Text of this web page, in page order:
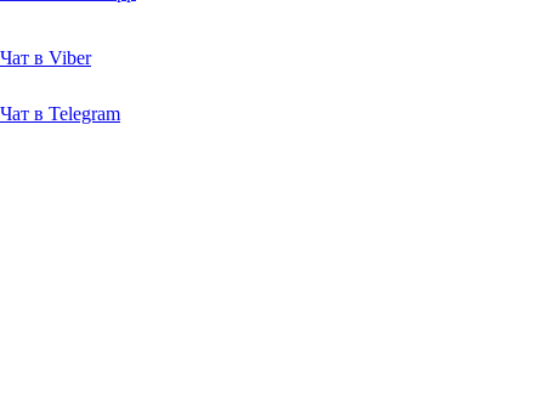
Чат в Viber
Чат в Telegram